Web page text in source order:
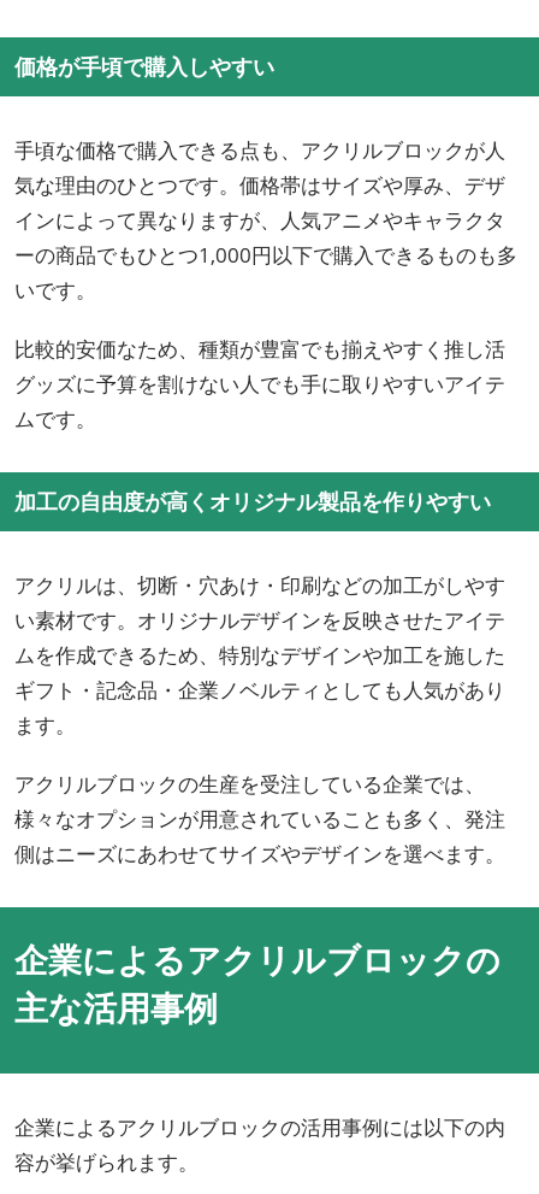
価格が手頃で購入しやすい
手頃な価格で購入できる点も、アクリルブロックが人
気な理由のひとつです。価格帯はサイズや厚み、デザ
インによって異なりますが、人気アニメやキャラクタ
ーの商品でもひとつ1,000円以下で購入できるものも多
いです。
比較的安価なため、種類が豊富でも揃えやすく推し活
グッズに予算を割けない人でも手に取りやすいアイテ
ムです。
加工の自由度が高くオリジナル製品を作りやすい
アクリルは、切断・穴あけ・印刷などの加工がしやす
い素材です。オリジナルデザインを反映させたアイテ
ムを作成できるため、特別なデザインや加工を施した
ギフト・記念品・企業ノベルティとしても人気があり
ます。
アクリルブロックの生産を受注している企業では、
様々なオプションが用意されていることも多く、発注
側はニーズにあわせてサイズやデザインを選べます。
企業によるアクリルブロックの
主な活用事例
企業によるアクリルブロックの活用事例には以下の内
容が挙げられます。